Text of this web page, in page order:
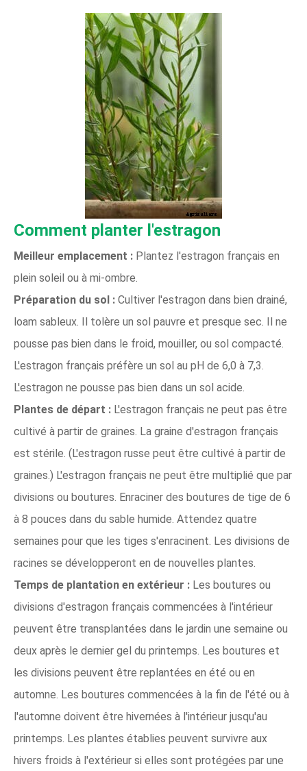
Comment planter l'estragon
Meilleur emplacement : Plantez l'estragon français en
plein soleil ou à mi-ombre.
Préparation du sol : Cultiver l'estragon dans bien drainé,
loam sableux. Il tolère un sol pauvre et presque sec. Il ne
pousse pas bien dans le froid, mouiller, ou sol compacté.
L'estragon français préfère un sol au pH de 6,0 à 7,3.
L'estragon ne pousse pas bien dans un sol acide.
Plantes de départ : L'estragon français ne peut pas être
cultivé à partir de graines. La graine d'estragon français
est stérile. (L'estragon russe peut être cultivé à partir de
graines.) L'estragon français ne peut être multiplié que par
divisions ou boutures. Enraciner des boutures de tige de 6
à 8 pouces dans du sable humide. Attendez quatre
semaines pour que les tiges s'enracinent. Les divisions de
racines se développeront en de nouvelles plantes.
Temps de plantation en extérieur : Les boutures ou
divisions d'estragon français commencées à l'intérieur
peuvent être transplantées dans le jardin une semaine ou
deux après le dernier gel du printemps. Les boutures et
les divisions peuvent être replantées en été ou en
automne. Les boutures commencées à la fin de l'été ou à
l'automne doivent être hivernées à l'intérieur jusqu'au
printemps. Les plantes établies peuvent survivre aux
hivers froids à l'extérieur si elles sont protégées par une